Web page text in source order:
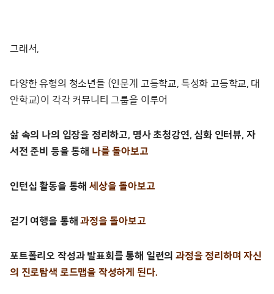
그래서,
다양한 유형의 청소년들 (인문계 고등학교, 특성화 고등학교, 대
안학교)이 각각 커뮤니티 그룹을 이루어
삶 속의 나의 입장을 정리하고, 명사 초청강연, 심화 인터뷰, 자
서전 준비 등을 통해 나를 돌아보고
인턴십 활동을 통해세상을 돌아보고
걷기 여행을 통해과정을 돌아보고
포트폴리오 작성과 발표회를 통해 일련의과정을 정리하며 자신
의 진로탐색 로드맵을 작성하게 된다.